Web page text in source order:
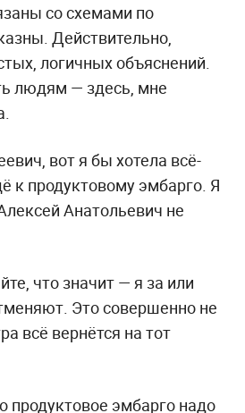
со схемами по
Действительно,
логичных объяснений.
людям — здесь, мне
вот я бы хотела всё-
к продуктовому эмбарго. Я
Анатольевич не
что значит — я за или
Это совершенно не
всё вернётся на тот
продуктовое эмбарго надо